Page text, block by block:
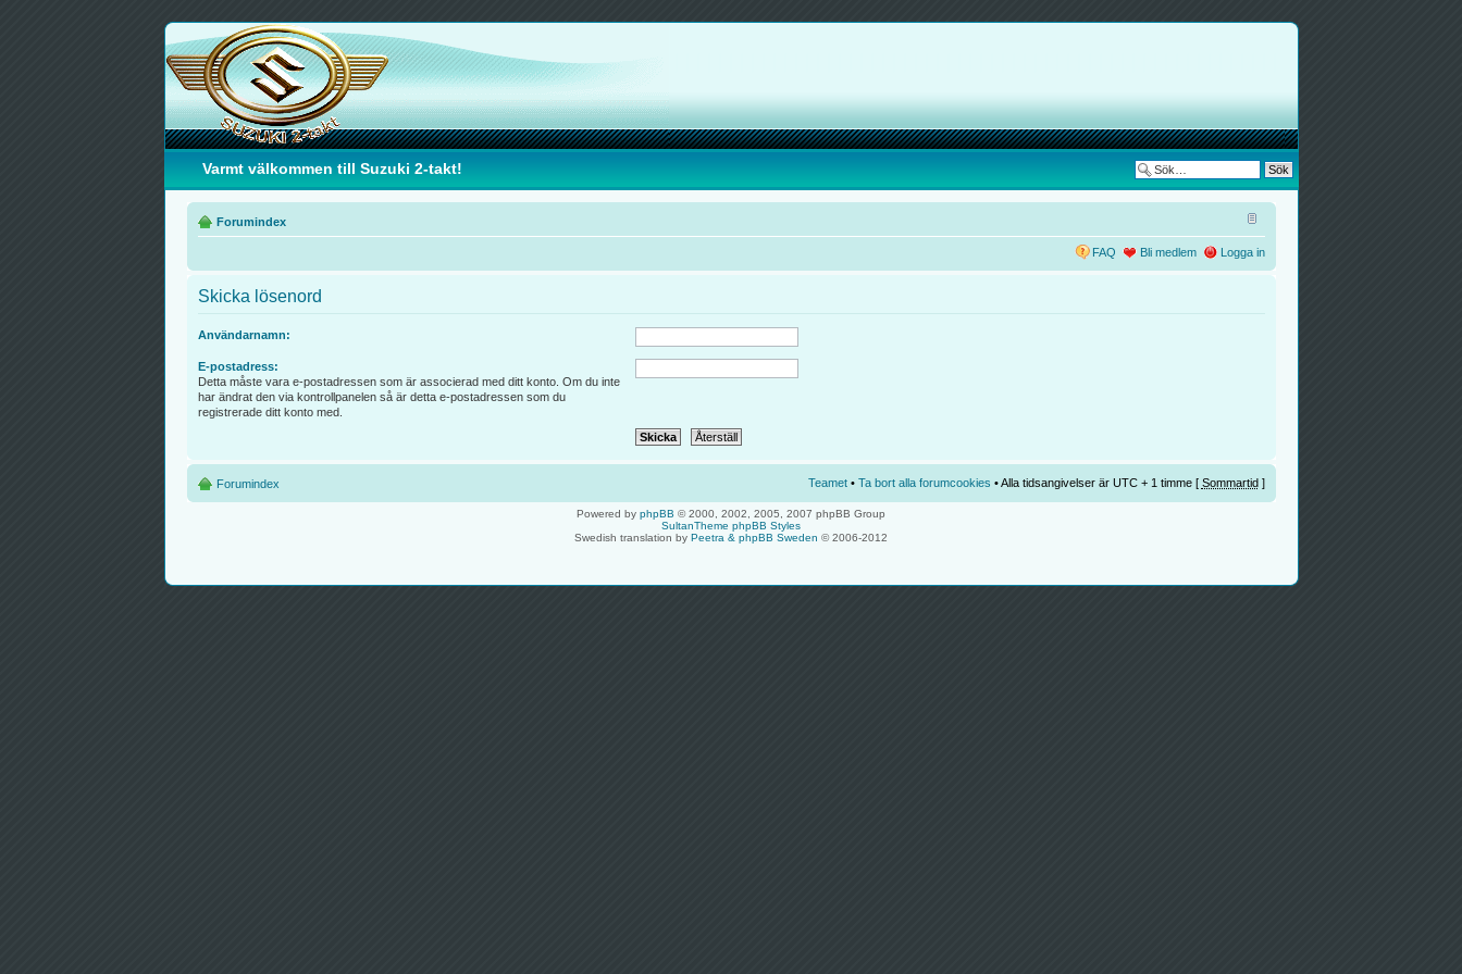
Varmt välkommen till Suzuki 2-takt!
Forumindex
FAQ Bli medlem Logga in
Skicka lösenord
Användarnamn:
E-postadress:
Detta måste vara e-postadressen som är associerad med ditt konto. Om du inte
har ändrat den via kontrollpanelen så är detta e-postadressen som du
registrerade ditt konto med.
Forumindex Teamet• Ta bort alla forumcookies • Alla tidsangivelser är UTC + 1 timme [ Sommartid]
Powered by phpBB © 2000, 2002, 2005, 2007 phpBB Group
SultanTheme phpBB Styles
Swedish translation by Peetra & phpBB Sweden © 2006-2012